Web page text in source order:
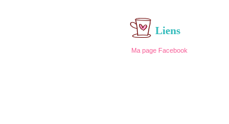
Liens
Ma page Facebook